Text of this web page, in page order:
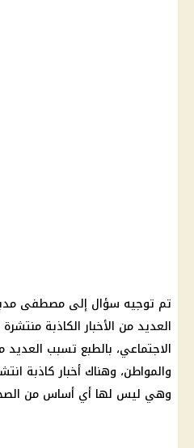
تم توجيه سؤال إلى مصطفى
العديد من الأخبار الكاذبة
الاجتماعي، بالطبع تسبب
والمواطن، وهناك أخبار كاذبة
وهي ليس لها أي أساس من